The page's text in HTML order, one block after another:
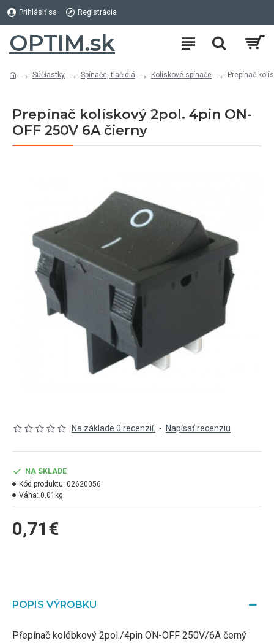
Prihlásiť sa Registrácia
OPTIM.sk
Súčiastky Spínače, tlačidlá Kolískové spínače Prepínač
Prepínač kolískový 2pol. 4pin ON-
OFF 250V 6A čierny
Na základe 0 recenzií. - Napísať recenziu
0,71€
NA SKLADE
Kód produktu: 02620056
Váha: 0.01kg
POPIS VÝROBKU
Přepínač kolébkový 2pol./4pin ON-OFF 250V/6A černý